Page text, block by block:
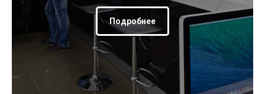
Подробнее